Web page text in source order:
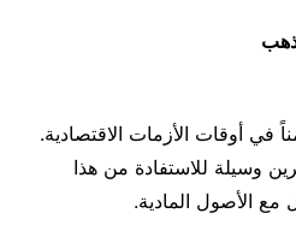
في أوقات الأزمات الاقتصادية.
وسيلة للاستفادة من هذا
مع الأصول المادية.